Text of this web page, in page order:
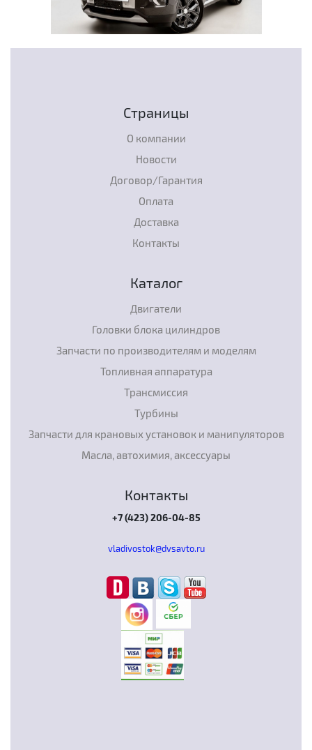
Страницы
О компании
Новости
Договор/Гарантия
Оплата
Доставка
Контакты
Каталог
Двигатели
Головки блока цилиндров
Запчасти по производителям и моделям
Топливная аппаратура
Трансмиссия
Турбины
Запчасти для крановых установок и манипуляторов
Масла, автохимия, аксессуары
Контакты
+7 (423) 206-04-85
vladivostok@dvsavto.ru